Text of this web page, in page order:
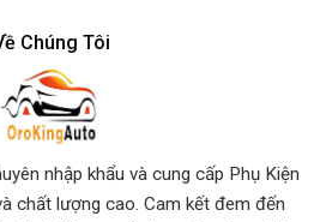
Chúng Tôi
nhập khẩu và cung cấp Phụ Kiện
chất lượng cao. Cam kết đem đến